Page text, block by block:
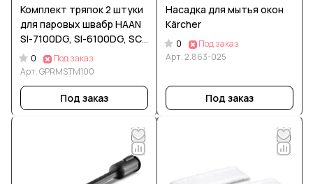
Комплект тряпок 2 штуки
для паровых швабр HAAN
SI-7100DG, SI-6100DG, SC-
2000WT
0
Под заказ
Арт.GPRMSTM100
Под заказ
Насадка для мытья окон
Kärcher
0
Под заказ
Арт.2.863-025
Под заказ